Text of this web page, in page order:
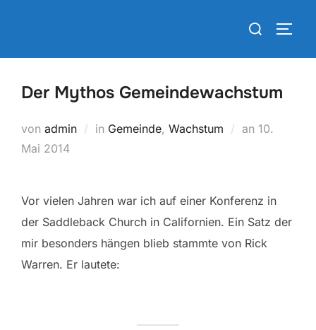
Suchen
Der Mythos Gemeindewachstum
von admin in Gemeinde, Wachstum an 10.
Mai 2014
Vor vielen Jahren war ich auf einer Konferenz in
der Saddleback Church in Californien. Ein Satz der
mir besonders hängen blieb stammte von Rick
Warren. Er lautete: